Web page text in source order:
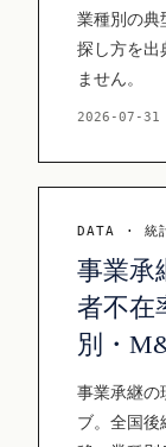
業種別の典
探し方を出
ません。
2026-07-31
DATA · 統
事業承
者不在
別・
事業承継の
ブ。全国